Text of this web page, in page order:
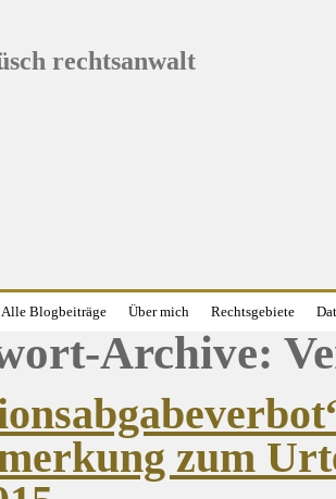
rechtsanwalt
Alle Blogbeiträge Über mich Rechtsgebiete
Archive:
zum